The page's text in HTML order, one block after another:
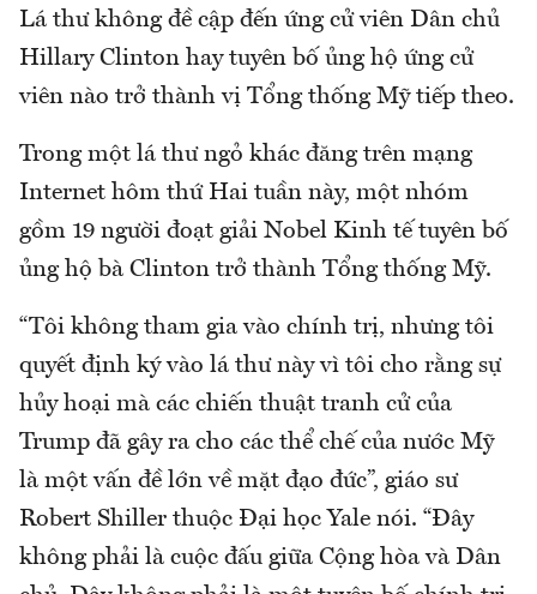
Lá thư không đề cập đến ứng cử viên Dân chủ
Hillary Clinton hay tuyên bố ủng hộ ứng cử
viên nào trở thành vị Tổng thống Mỹ tiếp theo.
Trong một lá thư ngỏ khác đăng trên mạng
Internet hôm thứ Hai tuần này, một nhóm
gồm 19 người đoạt giải Nobel Kinh tế tuyên bố
ủng hộ bà Clinton trở thành Tổng thống Mỹ.
“Tôi không tham gia vào chính trị, nhưng tôi
quyết định ký vào lá thư này vì tôi cho rằng sự
hủy hoại mà các chiến thuật tranh cử của
Trump đã gây ra cho các thể chế của nước Mỹ
là một vấn đề lớn về mặt đạo đức”, giáo sư
Robert Shiller thuộc Đại học Yale nói. “Đây
không phải là cuộc đấu giữa Cộng hòa và Dân